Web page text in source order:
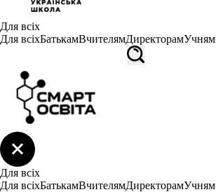
Для всіх
Для всіхБатькамВчителямДиректорамУчням
Для всіх
Для всіхБатькамВчителямДиректорамУчням